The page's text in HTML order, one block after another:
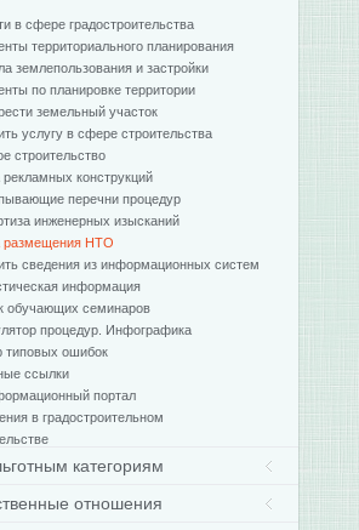
в сфере градостроительства
территориального планирования
землепользования и застройки
по планировке территории
земельный участок
услугу в сфере строительства
строительство
конструкций
перечни процедур
инженерных изысканий
размещения НТО
сведения из информационных систем
информация
обучающих семинаров
процедур. Инфографика
типовых ошибок
ссылки
портал
в градостроительном
категориям
отношения